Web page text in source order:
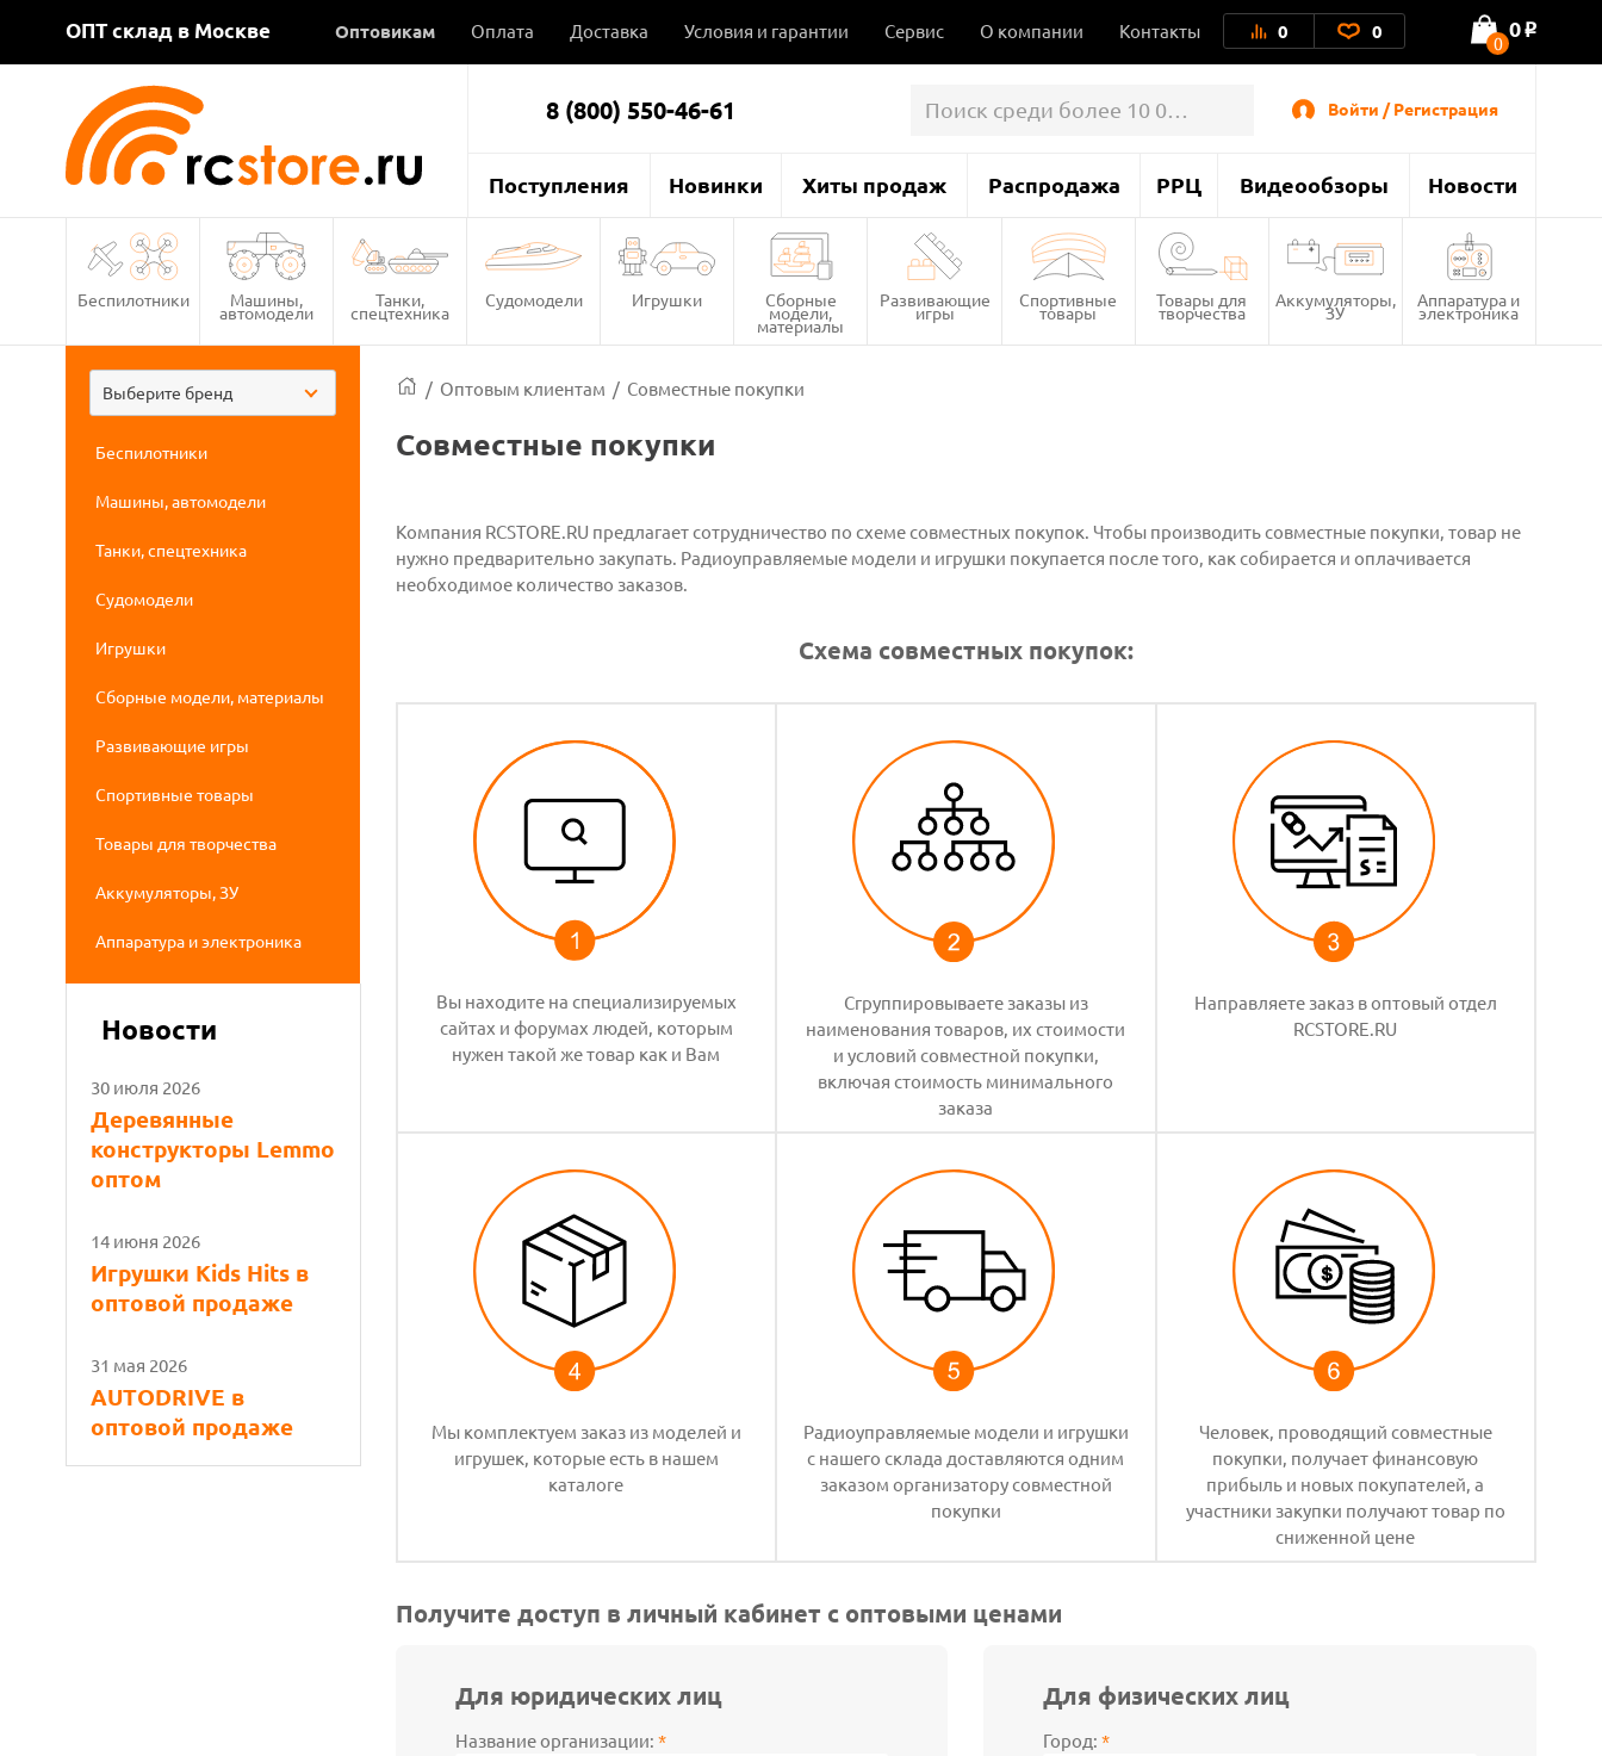
ОПТ склад в Москве Оптовикам Оплата Доставка Условия и гарантии Сервис О компании Контакты 0 0 0
0 o
8 (800) 550-46-61 Войти / Регистрация
Поступления Новинки Хиты продаж Распродажа РРЦ Видеообзоры Новости
Беспилотники Машины,
автомодели
Танки,
спецтехника
Судомодели Игрушки Сборные
модели,
материалы
Развивающие
игры
Спортивные
товары
Товары для
творчества
Аккумуляторы,
ЗУ
Аппаратура и
электроника
Выберите бренд
Беспилотники
Машины, автомодели
Танки, спецтехника
Судомодели
Игрушки
Сборные модели, материалы
Развивающие игры
Спортивные товары
Товары для творчества
Аккумуляторы, ЗУ
Аппаратура и электроника
Новости
30 июля 2026
Деревянные
конструкторы Lemmo
оптом
14 июня 2026
Игрушки Kids Hits в
оптовой продаже
31 мая 2026
AUTODRIVE в
оптовой продаже
/ Оптовым клиентам / Совместные покупки
Совместные покупки
Компания RCSTORE.RU предлагает сотрудничество по схеме совместных покупок. Чтобы производить совместные покупки, товар не
нужно предварительно закупать. Радиоуправляемые модели и игрушки покупается после того, как собирается и оплачивается
необходимое количество заказов.
Схема совместных покупок:
Вы находите на специализируемых
сайтах и форумах людей, которым
нужен такой же товар как и Вам
Сгруппировываете заказы из
наименования товаров, их стоимости
и условий совместной покупки,
включая стоимость минимального
заказа
Направляете заказ в оптовый отдел
RCSTORE.RU
Мы комплектуем заказ из моделей и
игрушек, которые есть в нашем
каталоге
Радиоуправляемые модели и игрушки
с нашего склада доставляются одним
заказом организатору совместной
покупки
Человек, проводящий совместные
покупки, получает финансовую
прибыль и новых покупателей, а
участники закупки получают товар по
сниженной цене
Получите доступ в личный кабинет с оптовыми ценами
Для юридических лиц
Название организации: *
Для физических лиц
Город:*